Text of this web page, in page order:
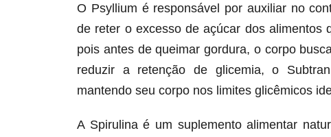
O Psyllium é responsável por auxiliar no
de reter o excesso de açúcar dos alimentos
pois antes de queimar gordura, o corpo
reduzir a retenção de glicemia, o
mantendo seu corpo nos limites glicêmicos
A Spirulina é um suplemento alimentar